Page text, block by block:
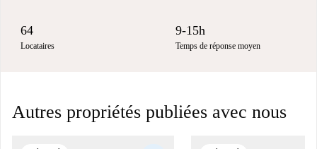
64
Locataires
9-15h
Temps de réponse moyen
Autres propriétés publiées avec nous